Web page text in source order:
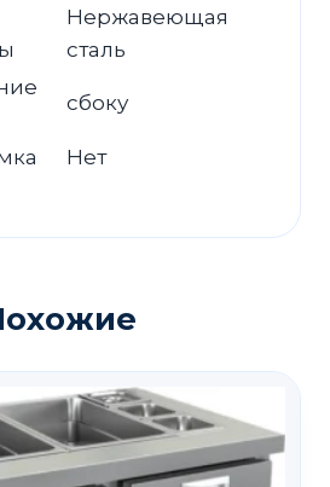
Нержавеющая
сталь
сбоку
Нет